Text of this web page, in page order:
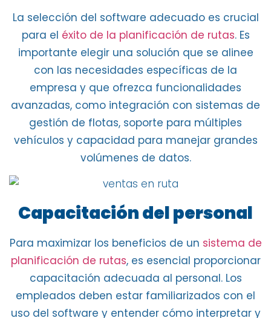
La selección del software adecuado es crucial
para el éxito de la planificación de rutas. Es
importante elegir una solución que se alinee
con las necesidades específicas de la
empresa y que ofrezca funcionalidades
avanzadas, como integración con sistemas de
gestión de flotas, soporte para múltiples
vehículos y capacidad para manejar grandes
volúmenes de datos.
Capacitación del personal
Para maximizar los beneficios de un sistema de
planificación de rutas, es esencial proporcionar
capacitación adecuada al personal. Los
empleados deben estar familiarizados con el
uso del software y entender cómo interpretar y